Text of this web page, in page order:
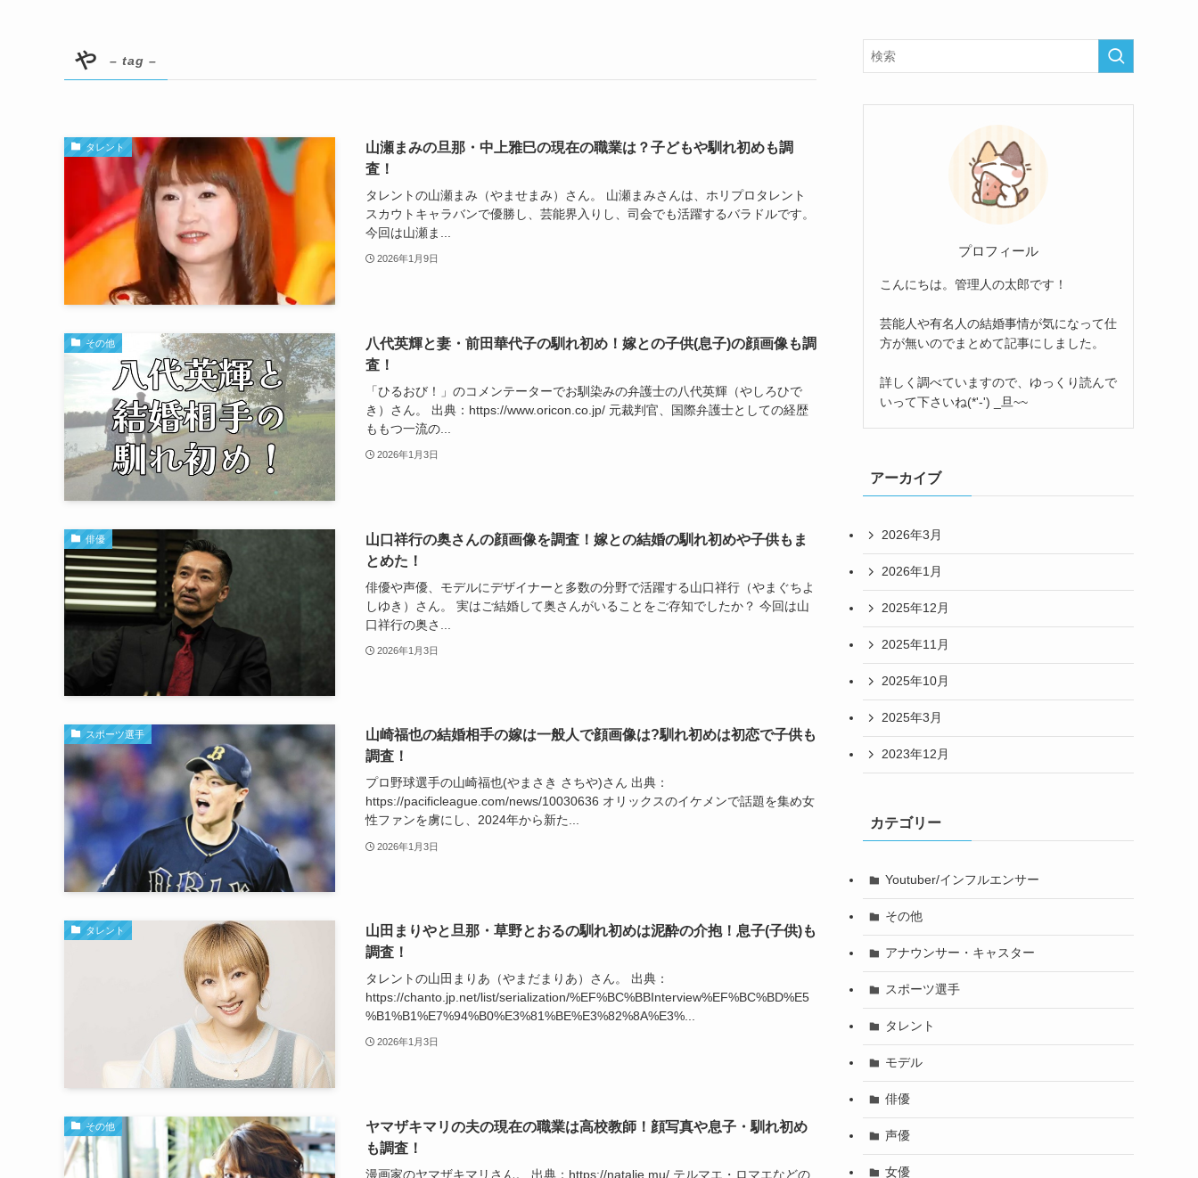
や – tag –
タレント
山瀬まみの旦那・中上雅巳の現在の職業は？子どもや馴れ初めも調
査！
タレントの山瀬まみ（やませまみ）さん。 山瀬まみさんは、ホリプロタレント
スカウトキャラバンで優勝し、芸能界入りし、司会でも活躍するバラドルです。
今回は山瀬ま...
2026年1月9日
その他
八代英輝と妻・前田華代子の馴れ初め！嫁との子供(息子)の顔画像も調
査！
「ひるおび！」のコメンテーターでお馴染みの弁護士の八代英輝（やしろひで
き）さん。 出典：https://www.oricon.co.jp/ 元裁判官、国際弁護士としての経歴
ももつ一流の...
2026年1月3日
俳優
山口祥行の奥さんの顔画像を調査！嫁との結婚の馴れ初めや子供もま
とめた！
俳優や声優、モデルにデザイナーと多数の分野で活躍する山口祥行（やまぐちよ
しゆき）さん。 実はご結婚して奥さんがいることをご存知でしたか？ 今回は山
口祥行の奥さ...
2026年1月3日
スポーツ選手
山崎福也の結婚相手の嫁は一般人で顔画像は?馴れ初めは初恋で子供も
調査！
プロ野球選手の山崎福也(やまさき さちや)さん 出典：
https://pacificleague.com/news/10030636 オリックスのイケメンで話題を集め女
性ファンを虜にし、2024年から新た...
2026年1月3日
タレント
山田まりやと旦那・草野とおるの馴れ初めは泥酔の介抱！息子(子供)も
調査！
タレントの山田まりあ（やまだまりあ）さん。 出典：
https://chanto.jp.net/list/serialization/%EF%BC%BBInterview%EF%BC%BD%E5
%B1%B1%E7%94%B0%E3%81%BE%E3%82%8A%E3%...
2026年1月3日
その他
ヤマザキマリの夫の現在の職業は高校教師！顔写真や息子・馴れ初め
も調査！
漫画家のヤマザキマリさん。 出典：https://natalie.mu/ テルマエ・ロマエなどの
プロフィール
こんにちは。管理人の太郎です！
芸能人や有名人の結婚事情が気になって仕
方が無いのでまとめて記事にしました。
詳しく調べていますので、ゆっくり読んで
いって下さいね(*'-') _旦~~
アーカイブ
2026年3月
2026年1月
2025年12月
2025年11月
2025年10月
2025年3月
2023年12月
カテゴリー
Youtuber/インフルエンサー
その他
アナウンサー・キャスター
スポーツ選手
タレント
モデル
俳優
声優
女優